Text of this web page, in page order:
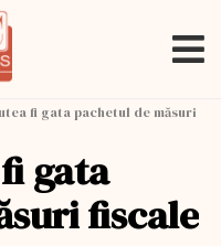
fi gata pachetul de măsuri
gata
fiscale